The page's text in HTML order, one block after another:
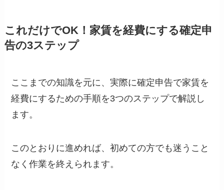
これだけでOK！家賃を経費にする確定申
告の3ステップ
ここまでの知識を元に、実際に確定申告で家賃を
経費にするための手順を3つのステップで解説し
ます。
このとおりに進めれば、初めての方でも迷うこと
なく作業を終えられます。